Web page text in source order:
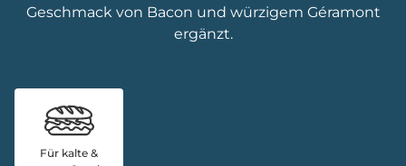
Geschmack von Bacon und würzigem Géramont
ergänzt.
Für kalte &